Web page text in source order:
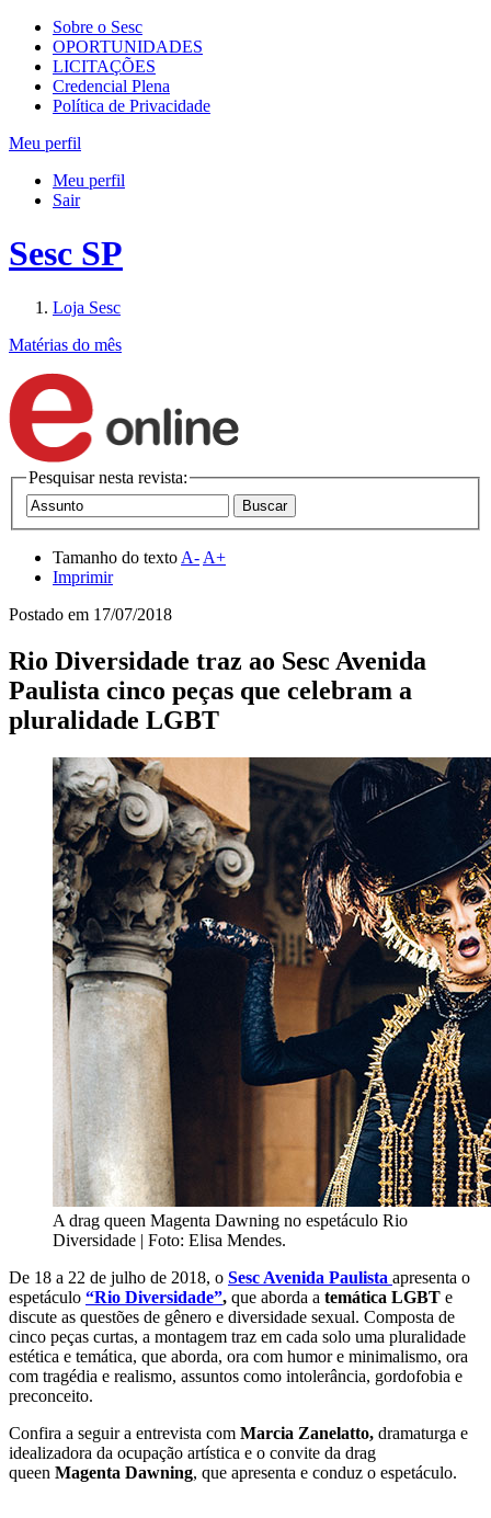
Sobre o Sesc
OPORTUNIDADES
LICITAÇÕES
Credencial Plena
Política de Privacidade
Meu perfil
Meu perfil
Sair
Sesc SP
Loja Sesc
Matérias do mês
Pesquisar nesta revista:
Tamanho do texto A- A+
Imprimir
Postado em 17/07/2018
Rio Diversidade traz ao Sesc Avenida
Paulista cinco peças que celebram a
pluralidade LGBT
A drag queen Magenta Dawning no espetáculo Rio
Diversidade | Foto: Elisa Mendes.
De 18 a 22 de julho de 2018, o Sesc Avenida Paulista apresenta o
espetáculo “Rio Diversidade”, que aborda a temática LGBT e
discute as questões de gênero e diversidade sexual. Composta de
cinco peças curtas, a montagem traz em cada solo uma pluralidade
estética e temática, que aborda, ora com humor e minimalismo, ora
com tragédia e realismo, assuntos como intolerância, gordofobia e
preconceito.
Confira a seguir a entrevista com Marcia Zanelatto, dramaturga e
idealizadora da ocupação artística e o convite da drag
queen Magenta Dawning, que apresenta e conduz o espetáculo.